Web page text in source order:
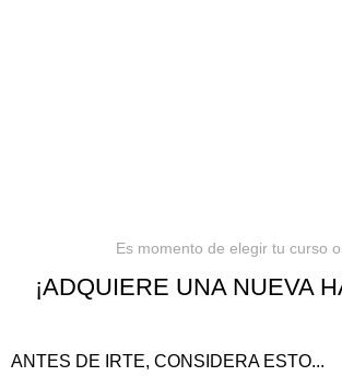
Es momento de elegir tu curso
¡ADQUIERE UNA NUEVA
ANTES DE IRTE, CONSIDERA ESTO...